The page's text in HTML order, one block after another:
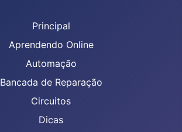
Principal
Aprendendo Online
Automação
Bancada de Reparação
Circuitos
Dicas